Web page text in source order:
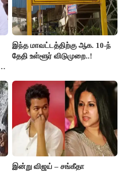
இந்த மாவட்டத்திற்கு ஆக. 10-ந்
தேதி உள்ளூர் விடுமுறை..!
இன்று விஜய் – சங்கீதா